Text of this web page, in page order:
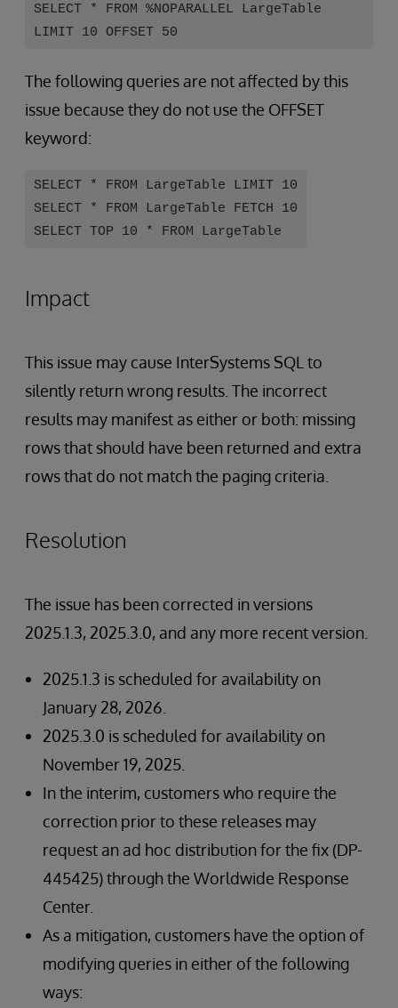
SELECT * FROM %NOPARALLEL LargeTable
LIMIT 10 OFFSET 50
The following queries are not affected by this
issue because they do not use the OFFSET
keyword:
SELECT * FROM LargeTable LIMIT 10
SELECT * FROM LargeTable FETCH 10
SELECT TOP 10 * FROM LargeTable
Impact
This issue may cause InterSystems SQL to
silently return wrong results. The incorrect
results may manifest as either or both: missing
rows that should have been returned and extra
rows that do not match the paging criteria.
Resolution
The issue has been corrected in versions
2025.1.3, 2025.3.0, and any more recent version.
2025.1.3 is scheduled for availability on
January 28, 2026.
2025.3.0 is scheduled for availability on
November 19, 2025.
In the interim, customers who require the
correction prior to these releases may
request an ad hoc distribution for the fix (DP-
445425) through the Worldwide Response
Center.
As a mitigation, customers have the option of
modifying queries in either of the following
ways: